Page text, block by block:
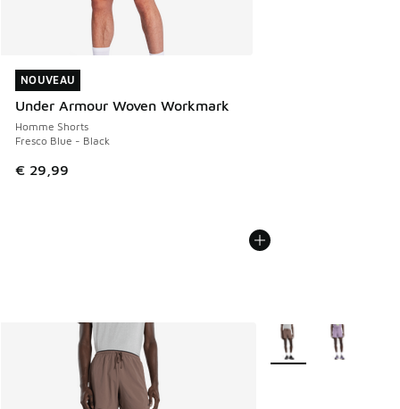
NOUVEAU
Under Armour Woven Workmark
Homme Shorts
Fresco Blue - Black
€ 29,99
NOUVEAU
Plus de couleurs